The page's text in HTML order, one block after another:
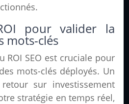
pour valider la
mots-clés
ROI SEO est cruciale pour
mots-clés déployés. Un
sur investissement
stratégie en temps réel,